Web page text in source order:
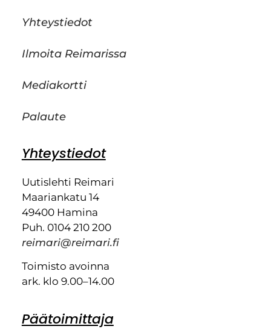
Yhteystiedot
Ilmoita Reimarissa
Mediakortti
Palaute
Yhteystiedot
Uutislehti Reimari
Maariankatu 14
49400 Hamina
Puh. 0104 210 200
reimari@reimari.fi
Toimisto avoinna
ark. klo 9.00–14.00
Päätoimittaja